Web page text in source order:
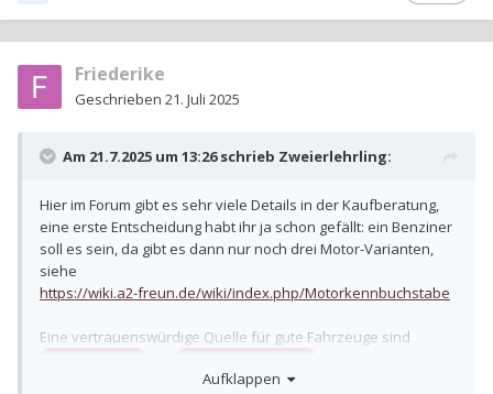
Friederike
Geschrieben 21. Juli 2025
Am 21.7.2025 um 13:26 schrieb Zweierlehrling:
Hier im Forum gibt es sehr viele Details in der Kaufberatung,
eine erste Entscheidung habt ihr ja schon gefällt: ein Benziner
soll es sein, da gibt es dann nur noch drei Motor-Varianten,
siehe
https://wiki.a2-freun.de/wiki/index.php/Motorkennbuchstabe
Eine vertrauenswürdige Quelle für gute Fahrzeuge sind
zum Kennenlernen vieler Enthusiasten und Fahrzeuge sei das
Aufklappen